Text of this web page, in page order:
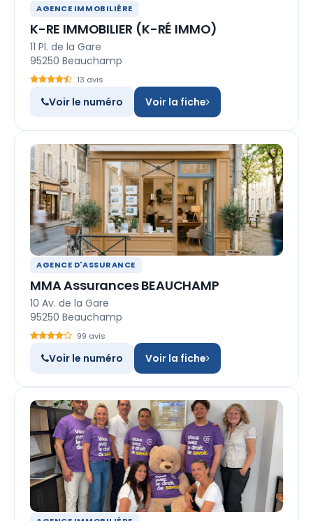
AGENCE IMMOBILIÈRE
K-RE IMMOBILIER (K-RÉ IMMO)
11 Pl. de la Gare
95250 Beauchamp
13 avis
Voir le numéro Voir la fiche
AGENCE D'ASSURANCE
MMA Assurances BEAUCHAMP
10 Av. de la Gare
95250 Beauchamp
99 avis
Voir le numéro Voir la fiche